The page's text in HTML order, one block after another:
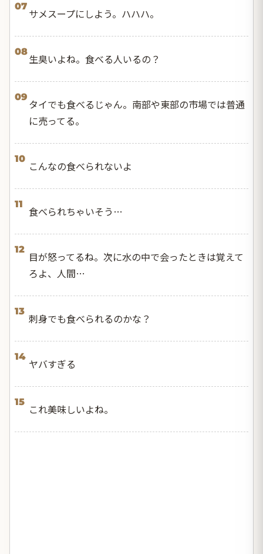
07
サメスープにしよう。ハハハ。
08
生臭いよね。食べる人いるの？
09
タイでも食べるじゃん。南部や東部の市場では普通
に売ってる。
10
こんなの食べられないよ
11
食べられちゃいそう…
12
目が怒ってるね。次に水の中で会ったときは覚えて
ろよ、人間…
13
刺身でも食べられるのかな？
14
ヤバすぎる
15
これ美味しいよね。